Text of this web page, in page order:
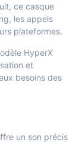
ce casque
les appels
plateformes.
HyperX
et
besoins des
un son précis